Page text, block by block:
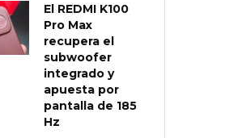
El REDMI K100
Pro Max
recupera el
subwoofer
integrado y
apuesta por
pantalla de 185
Hz